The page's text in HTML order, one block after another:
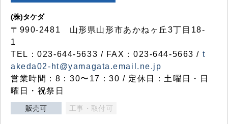
(株)タケダ
〒990-2481 山形県山形市あかねヶ丘3丁目18-
1
TEL：023-644-5633 / FAX：023-644-5663 / t
akeda02-ht@yamagata.email.ne.jp
営業時間：8：30〜17：30 / 定休日：土曜日・日
曜日・祝祭日
販売可 工事・取付可